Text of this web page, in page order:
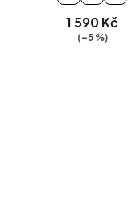
1 590 Kč
(–5 %)